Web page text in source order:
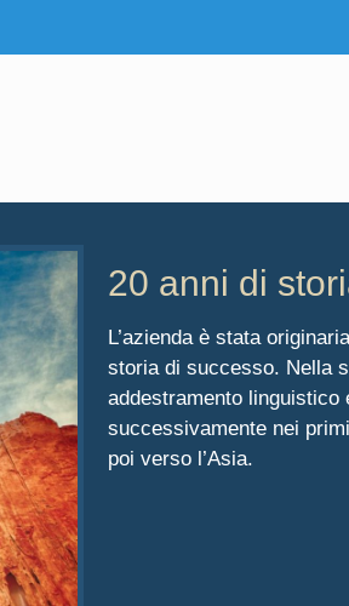
20 anni di
L’azienda è stata
storia di successo. Nella
addestramento linguistico
successivamente nei
poi verso l’Asia.